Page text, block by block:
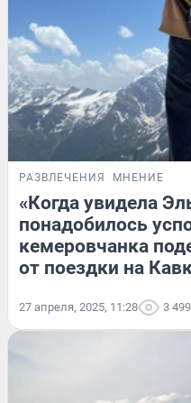
РАЗВЛЕЧЕНИЯ МНЕНИЕ
«Когда увидела
понадобилось
кемеровчанка
от поездки на
27 апреля, 2025, 11:28 3 499